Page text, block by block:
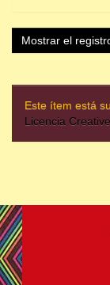
Mostrar el
Este ítem está
Licencia